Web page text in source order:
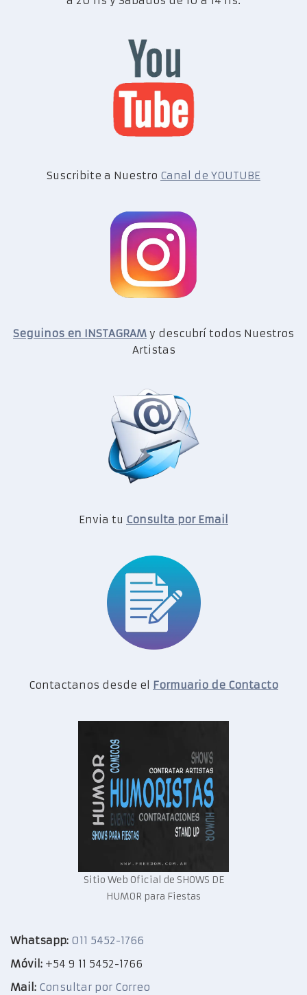
Suscribite a Nuestro Canal de YOUTUBE
Seguinos en INSTAGRAM y descubrí todos Nuestros
Artistas
Envia tu Consulta por Email
Contactanos desde el Formuario de Contacto
Sitio Web Oficial de SHOWS DE
HUMOR para Fiestas
Whatsapp: 011 5452-1766
Móvil: +54 9 11 5452-1766
Mail: Consultar por Correo